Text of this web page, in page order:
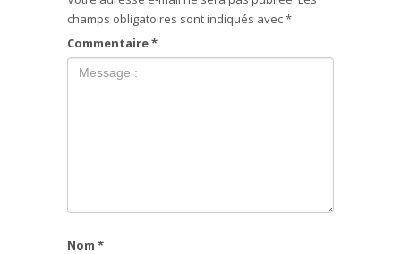
champs obligatoires sont indiqués avec*
Commentaire*
Nom *